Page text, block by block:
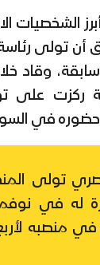
الشخصيات
تولى
وقاد
ركزت على
حضوره في
تولى
منصبه